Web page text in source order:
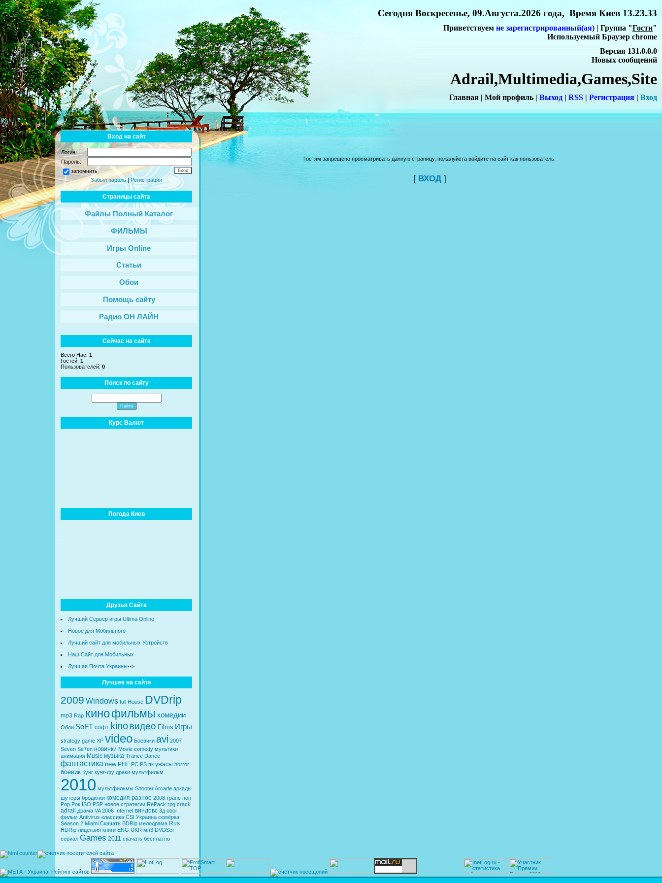
Сегодня Воскресенье, 09.Августа.2026 года, Время Киев 13.23.33
Приветствуем не зарегистрированный(ая) | Группа "Гости"
Используемый Браузер chrome
Версия 131.0.0.0
Новых сообщений
Adrail,Multimedia,Games,Site
Главная | Мой профиль | Выход | RSS | Регистрация | Вход
Вход на сайт
Логин:
Пароль:
запомнить
Забыл пароль|Регистрация
Страницы сайта
Файлы Полный Каталог
ФИЛЬМЫ
Игры Online
Статьи
Обои
Помощь сайту
Радио ОН ЛАЙН
Сейчас на сайте
Всего Нас: 1
Гостей: 1
Пользователей: 0
Поиск по сайту
Курс Валют
Погода Киев
Друзья Сайта
Лучший Сервер игры Ultima Online
Новое для Мобильного
Лучший сайт для мобильных Устройств
Наш Сайт для Мобильных
Лучшая Почта Украины-->
Лучшее на сайте
2009 Windows full House DVDrip
mp3 Rap кинофильмы комедии
Обои SoFT софт kinoвидео Films Игры
strategy game XP video Боевики avi 2007
Seven Se7en новинки Movie comedy мультики
анимация Music музыка Trance Dance
фантастика new РПГ PC PS пк ужасы horror
боевик Кунг кунг-фу драки мультфильм
2010 мультфильмы ShooterArcade аркады
шутеры бродилки комедия разное 2008 транс поп
Pop Рок ISO PSP новое стратегии RePack rpg crack
adrail драма VA 2006 Internet виндовс 3д oboi
фильм Antivirus классика CSI Украина семёрка
Season 2 Miami Скачать BDRip мелодрама Rus
HDRip лицензия книги ENG UKR мп3 DVDScr
сериал Games 2011 скачать бесплатно
Гостям запрещено просматривать данную страницу, пожалуйста войдите на сайт как пользователь.
[ ВХОД]